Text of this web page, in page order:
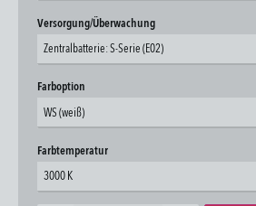
Versorgung/Überwachungauswählen
Zentralbatterie: S-Serie (E02)
Farboption
WS (weiß)
Farbtemperaturauswählen
3000 K